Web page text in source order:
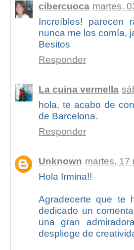
cibercuoca martes,
Increíbles! parecen
nunca me los comía,
Besitos
Responder
La cuina vermella
hola, te acabo de
de Barcelona.
Responder
Unknown martes, 17
Hola Irmina!!
Agradecerte que te
dedicado un
una gran
despliege de